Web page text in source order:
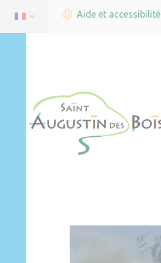
Aide et accessibilité